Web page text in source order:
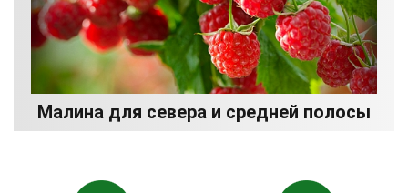
Малина для севера и средней полосы